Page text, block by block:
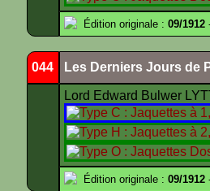
Édition originale : 09/1912
044 Les Derniers Jours de
Lord Edward Bulwer
Édition originale : 09/1912